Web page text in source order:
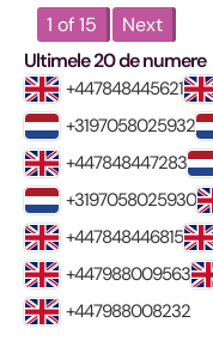
1 of 15
Next
Ultimele 20 de numere
+447848445621
+3197058025932
+447848447283
+3197058025930
+447848446815
+447988009563
+447988008232